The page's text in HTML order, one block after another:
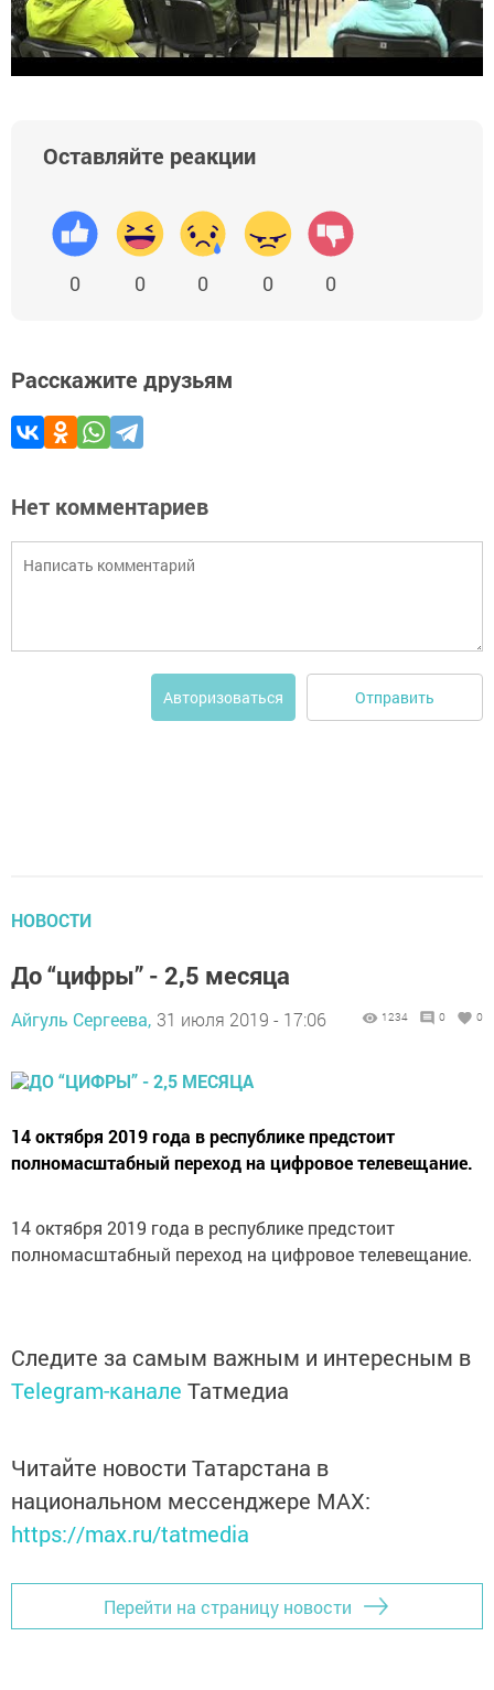
Оставляйте реакции
0 0 0 0 0
Расскажите друзьям
Нет комментариев
Авторизоваться Отправить
НОВОСТИ
До “цифры” - 2,5 месяца
Айгуль Сергеева, 31 июля 2019 - 17:06 1234 0 0
14 октября 2019 года в республике предстоит
полномасштабный переход на цифровое телевещание.
14 октября 2019 года в республике предстоит
полномасштабный переход на цифровое телевещание.
Следите за самым важным и интересным в
Telegram-канале Татмедиа
Читайте новости Татарстана в
национальном мессенджере MАХ:
https://max.ru/tatmedia
Перейти на страницу новости